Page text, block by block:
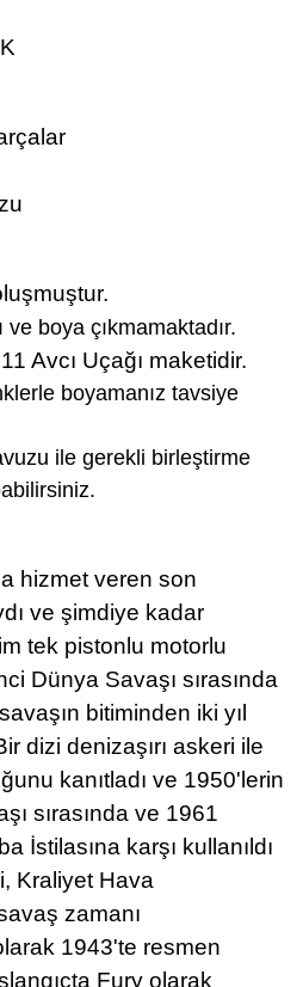
ve boya çıkmamaktadır.
Avcı Uçağı maketidir.
boyamanız tavsiye
ile gerekli birleştirme
hizmet veren son
ve şimdiye kadar
tek pistonlu motorlu
Dünya Savaşı sırasında
bitiminden iki yıl
dizi denizaşırı askeri ile
kanıtladı ve 1950'lerin
sırasında ve 1961
İstilasına karşı kullanıldı
Kraliyet Hava
zamanı
1943'te resmen
Fury olarak